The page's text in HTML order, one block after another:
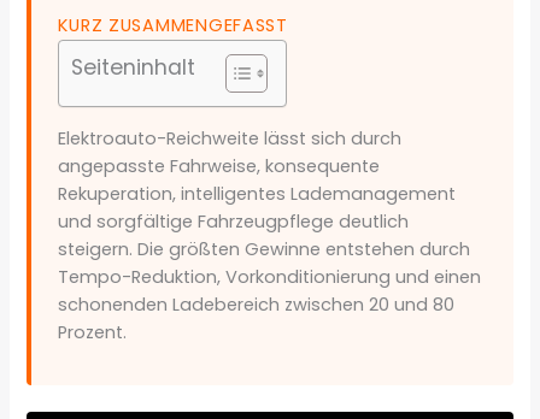
KURZ ZUSAMMENGEFASST
Seiteninhalt
Elektroauto-Reichweite lässt sich durch
angepasste Fahrweise, konsequente
Rekuperation, intelligentes Lademanagement
und sorgfältige Fahrzeugpflege deutlich
steigern. Die größten Gewinne entstehen durch
Tempo-Reduktion, Vorkonditionierung und einen
schonenden Ladebereich zwischen 20 und 80
Prozent.